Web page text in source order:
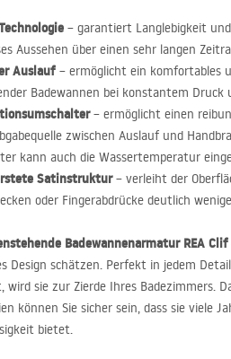
– garantiert Langlebigkeit
Aussehen über einen sehr langen
Auslauf – ermöglicht ein komfortables
Badewannen bei konstantem Druck
– ermöglicht einen
zwischen Auslauf und
kann auch die Wassertemperatur
Satinstruktur– verleiht der
oder Fingerabdrücke deutlich
BadewannenarmaturREA Clif
Design schätzen. Perfekt in jedem
wird sie zur Zierde Ihres Badezimmers.
können Sie sicher sein, dass sie viele
bietet.